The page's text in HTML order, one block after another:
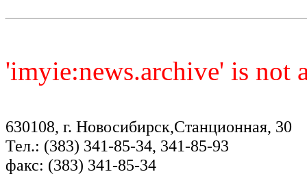
'imyie:news.archive' is not
630108, г. Новосибирск,Станционная, 30
Тел.: (383) 341-85-34, 341-85-93
факс: (383) 341-85-34